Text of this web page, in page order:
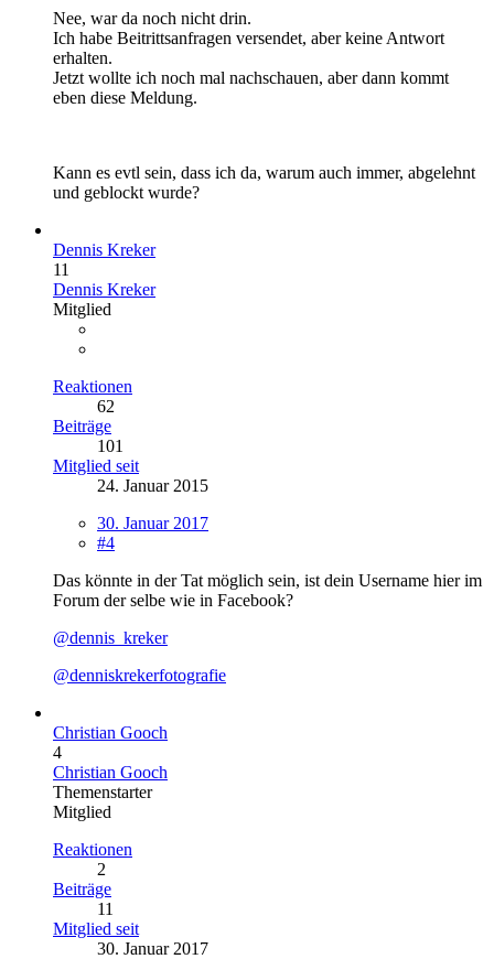
Nee, war da noch nicht drin.
Ich habe Beitrittsanfragen versendet, aber keine Antwort
erhalten.
Jetzt wollte ich noch mal nachschauen, aber dann kommt
eben diese Meldung.
Kann es evtl sein, dass ich da, warum auch immer, abgelehnt
und geblockt wurde?
Dennis Kreker
11
Dennis Kreker
Mitglied
Reaktionen
62
Beiträge
101
Mitglied seit
24. Januar 2015
30. Januar 2017
#4
Das könnte in der Tat möglich sein, ist dein Username hier im
Forum der selbe wie in Facebook?
@dennis_kreker
@denniskrekerfotografie
Christian Gooch
4
Christian Gooch
Themenstarter
Mitglied
Reaktionen
2
Beiträge
11
Mitglied seit
30. Januar 2017